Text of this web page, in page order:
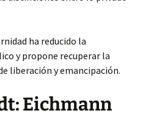
ha reducido la
y propone recuperar la
liberación y emancipación.
Eichmann